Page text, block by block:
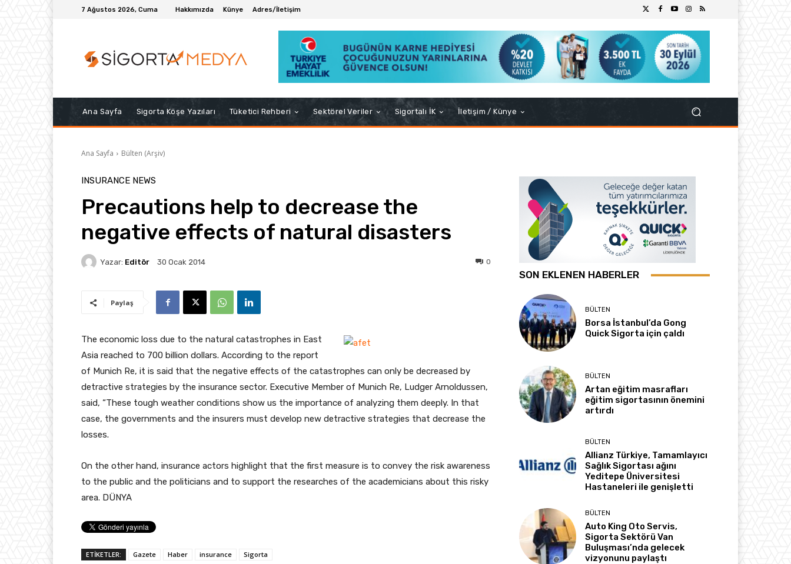
7 Ağustos 2026, Cuma Hakkımızda Künye Adres/İletişim
Ana Sayfa Sigorta Köşe Yazıları Tüketici Rehberi Sektörel Veriler Sigortalı İK İletişim / Künye
Ana Sayfa Bülten (Arşiv)
INSURANCE NEWS
Precautions help to decrease the
negative effects of natural disasters
Yazar: Editör 30 Ocak 2014 0
Paylaş
The economic loss due to the natural catastrophes in East
Asia reached to 700 billion dollars. According to the report
of Munich Re, it is said that the negative effects of the catastrophes can only be decreased by
detractive strategies by the insurance sector. Executive Member of Munich Re, Ludger Arnoldussen,
said, “These tough weather conditions show us the importance of analyzing them deeply. In that
case, the governments and the insurers must develop new detractive strategies that decrease the
losses.
On the other hand, insurance actors highlight that the first measure is to convey the risk awareness
to the public and the politicians and to support the researches of the academicians about this risky
area. DÜNYA
ETİKETLER: Gazete Haber insurance Sigorta
SON EKLENEN HABERLER
BÜLTEN
Borsa İstanbul’da Gong
Quick Sigorta için çaldı
BÜLTEN
Artan eğitim masrafları
eğitim sigortasının önemini
artırdı
BÜLTEN
Allianz Türkiye, Tamamlayıcı
Sağlık Sigortası ağını
Yeditepe Üniversitesi
Hastaneleri ile genişletti
BÜLTEN
Auto King Oto Servis,
Sigorta Sektörü Van
Buluşması’nda gelecek
vizyonunu paylaştı